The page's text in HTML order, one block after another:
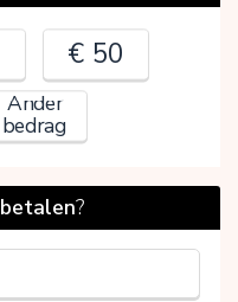
€ 50
Ander
bedrag
betalen?